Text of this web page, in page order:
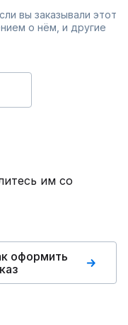
вы заказывали этот
о нём, и другие
им со
оформить